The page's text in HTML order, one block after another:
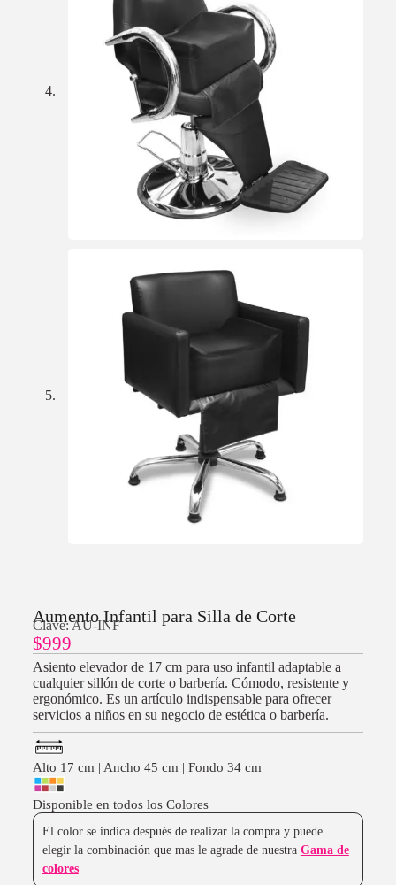
Aumento Infantil para Silla de Corte
Clave: AU-INF
$999
Asiento elevador de 17 cm para uso infantil adaptable a
cualquier sillón de corte o barbería. Cómodo, resistente y
ergonómico. Es un artículo indispensable para ofrecer
servicios a niños en su negocio de estética o barbería.
Alto 17 cm | Ancho 45 cm | Fondo 34 cm
Disponible en todos los Colores
El color se indica después de realizar la compra y puede
elegir la combinación que mas le agrade de nuestra Gama de
colores